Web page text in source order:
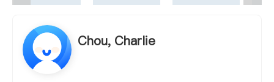
Chou, Charlie